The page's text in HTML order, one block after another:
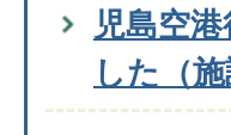
児島空
した（